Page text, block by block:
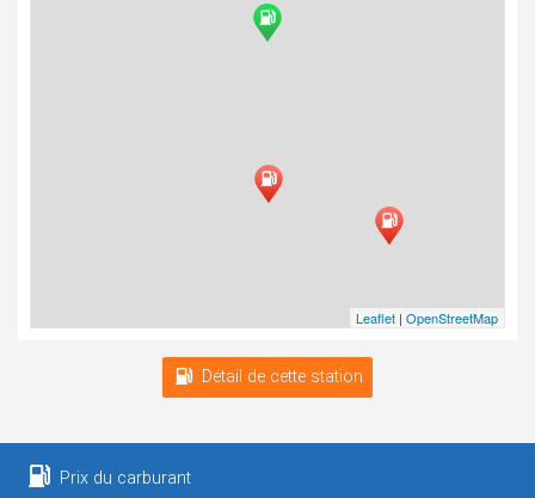
Leaflet | OpenStreetMap
Détail de cette station
Prix du carburant